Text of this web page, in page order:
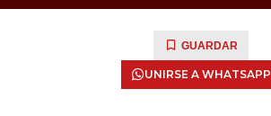
GUARDAR
UNIRSE A WHATSAPP